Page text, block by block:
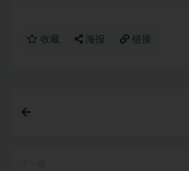
收藏 海报 链接